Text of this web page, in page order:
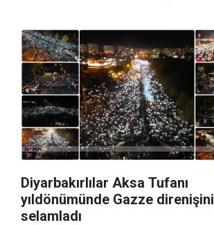
Diyarbakırlılar Aksa Tufanı
yıldönümünde Gazze direnişini
selamladı